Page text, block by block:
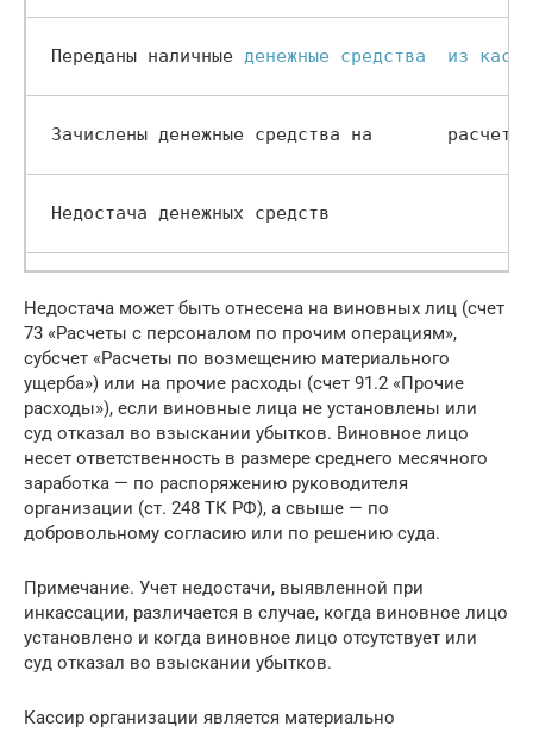
Переданы наличные денежные средства  из кассы
Зачислены денежные средства
Недостача денежных средств
Недостача может быть отнесена на виновных лиц (счет
73 «Расчеты с персоналом по прочим операциям»,
субсчет «Расчеты по возмещению материального
ущерба») или на прочие расходы (счет 91.2 «Прочие
расходы»), если виновные лица не установлены или
суд отказал во взыскании убытков. Виновное лицо
несет ответственность в размере среднего месячного
заработка — по распоряжению руководителя
организации (ст. 248 ТК РФ), а свыше — по
добровольному согласию или по решению суда.
Примечание. Учет недостачи, выявленной при
инкассации, различается в случае, когда виновное лицо
установлено и когда виновное лицо отсутствует или
суд отказал во взыскании убытков.
Кассир организации является материально